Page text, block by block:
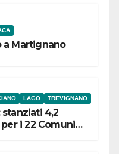
a Martignano
LAGO TREVIGNANO
stanziati 4,2
i 22 Comuni